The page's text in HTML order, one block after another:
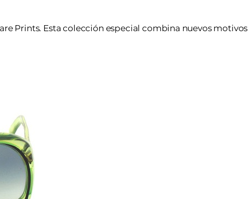
Prints. Esta colección especial combina nuevos motivos